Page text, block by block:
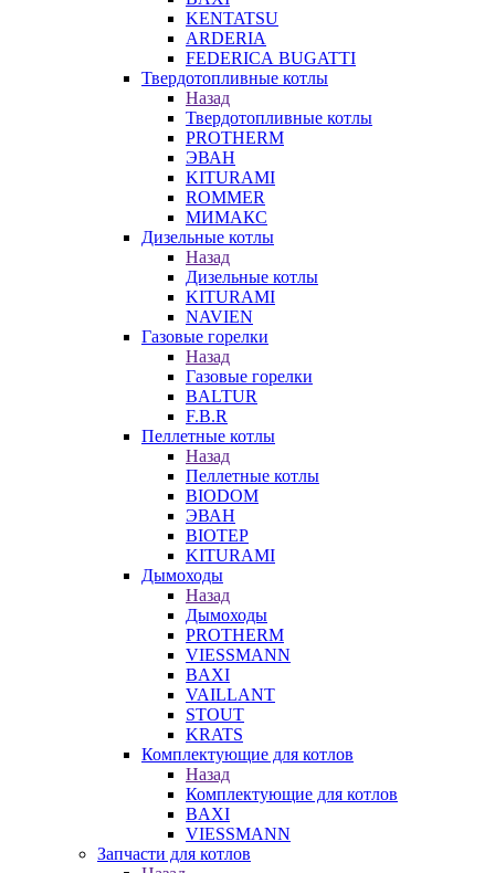
KENTATSU
ARDERIA
FEDERICА BUGATTI
Твердотопливные котлы
Назад
Твердотопливные котлы
PROTHERM
ЭВАН
KITURAMI
ROMMER
МИМАКС
Дизельные котлы
Назад
Дизельные котлы
KITURAMI
NAVIEN
Газовые горелки
Назад
Газовые горелки
BALTUR
F.B.R
Пеллетные котлы
Назад
Пеллетные котлы
BIODOM
ЭВАН
BIOTEP
KITURAMI
Дымоходы
Назад
Дымоходы
PROTHERM
VIESSMANN
BAXI
VAILLANT
STOUT
KRATS
Комплектующие для котлов
Назад
Комплектующие для котлов
BAXI
VIESSMANN
Запчасти для котлов